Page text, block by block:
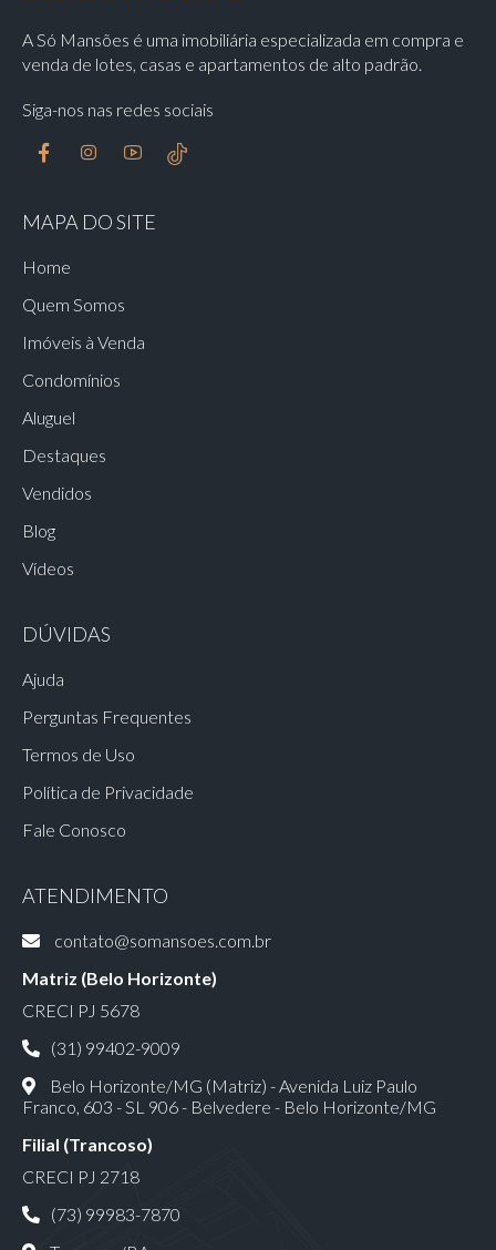
A Só Mansões é uma imobiliária especializada em compra e
venda de lotes, casas e apartamentos de alto padrão.
Siga-nos nas redes sociais
MAPA DO SITE
Home
Quem Somos
Imóveis à Venda
Condomínios
Aluguel
Destaques
Vendidos
Blog
Vídeos
DÚVIDAS
Ajuda
Perguntas Frequentes
Termos de Uso
Política de Privacidade
Fale Conosco
ATENDIMENTO
contato@somansoes.com.br
Matriz (Belo Horizonte)
CRECI PJ 5678
(31) 99402-9009
Belo Horizonte/MG (Matriz) - Avenida Luiz Paulo
Franco, 603 - SL 906 - Belvedere - Belo Horizonte/MG
Filial (Trancoso)
CRECI PJ 2718
(73) 99983-7870